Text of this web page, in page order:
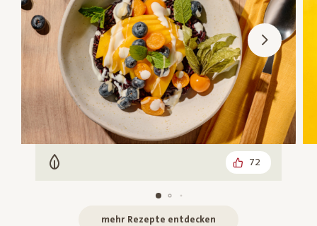
Vegetarisch 72
mehr Rezepte entdecken